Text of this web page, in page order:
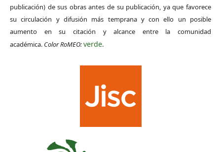
publicación) de sus obras antes de su publicación, ya que favorece
su circulación y difusión más temprana y con ello un posible
aumento en su citación y alcance entre la comunidad
académica. Color RoMEO:verde.